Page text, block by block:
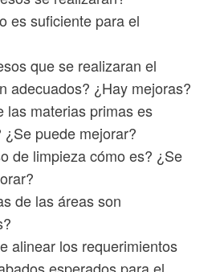
es suficiente para el
que se realizaran el
adecuados? ¿Hay mejoras?
las materias primas es
¿Se puede mejorar?
de limpieza cómo es? ¿Se
de las áreas son
alinear los requerimientos